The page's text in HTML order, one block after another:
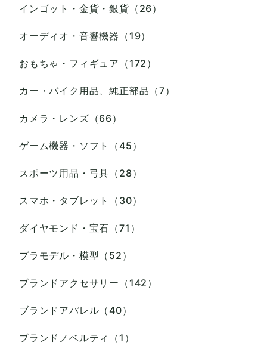
インゴット・金貨・銀貨（26）
オーディオ・音響機器（19）
おもちゃ・フィギュア（172）
カー・バイク用品、純正部品（7）
カメラ・レンズ（66）
ゲーム機器・ソフト（45）
スポーツ用品・弓具（28）
スマホ・タブレット（30）
ダイヤモンド・宝石（71）
プラモデル・模型（52）
ブランドアクセサリー（142）
ブランドアパレル（40）
ブランドノベルティ（1）